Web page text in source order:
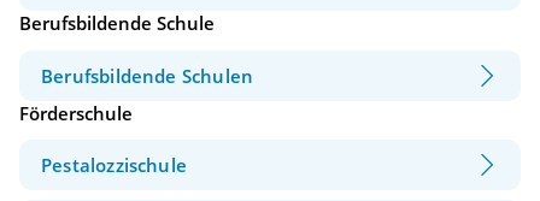
Berufsbildende Schule
Berufsbildende Schulen
Förderschule
Pestalozzischule